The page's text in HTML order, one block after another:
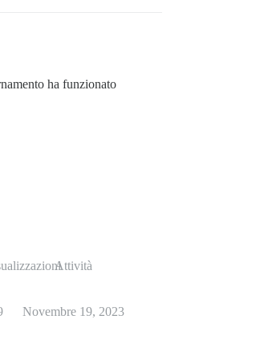
ha funzionato
Attività
Novembre 19, 2023